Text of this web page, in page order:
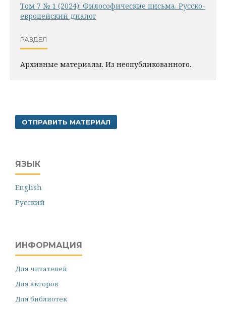
Том 7 № 1 (2024): Философические письма. Русско-
европейский диалог
РАЗДЕЛ
Архивные материалы. Из неопубликованного.
ОТПРАВИТЬ МАТЕРИАЛ
ЯЗЫК
English
Русский
ИНФОРМАЦИЯ
Для читателей
Для авторов
Для библиотек